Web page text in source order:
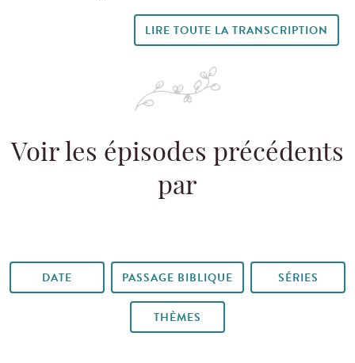
LIRE TOUTE LA TRANSCRIPTION
Voir les épisodes précédents
par
DATE PASSAGE BIBLIQUE SÉRIES
THÈMES